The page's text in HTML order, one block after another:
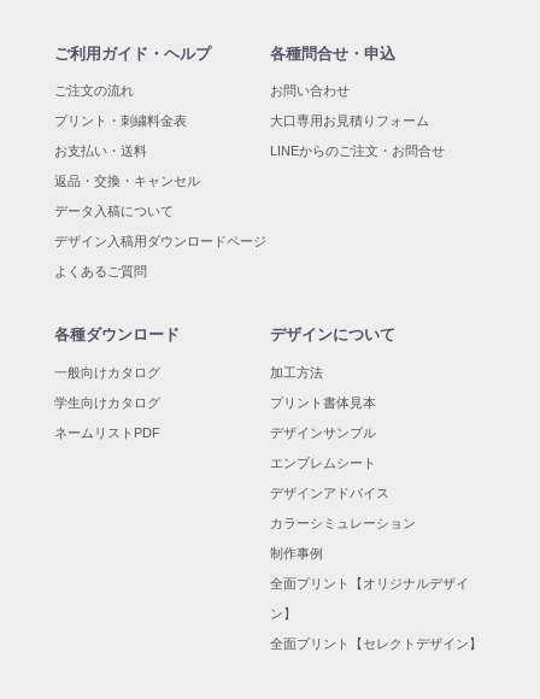
ご利用ガイド・ヘルプ
ご注文の流れ
プリント・刺繍料金表
お支払い・送料
返品・交換・キャンセル
データ入稿について
デザイン入稿用ダウンロードページ
よくあるご質問
各種問合せ・申込
お問い合わせ
大口専用お見積りフォーム
LINEからのご注文・お問合せ
各種ダウンロード
一般向けカタログ
学生向けカタログ
ネームリストPDF
デザインについて
加工方法
プリント書体見本
デザインサンプル
エンブレムシート
デザインアドバイス
カラーシミュレーション
制作事例
全面プリント【オリジナルデザイ
ン】
全面プリント【セレクトデザイン】